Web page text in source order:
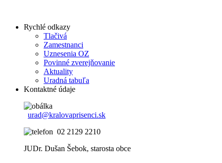
Rychlé odkazy
Tlačivá
Zamestnanci
Uznesenia OZ
Povinné zverejňovanie
Aktuality
Uradná tabuľa
Kontaktné údaje
urad@kralovaprisenci.sk
02 2129 2210
JUDr. Dušan Šebok, starosta obce